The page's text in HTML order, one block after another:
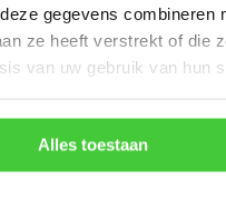
gegevens combineren
ze heeft verstrekt of die
van uw gebruik van hun
Alles toestaan